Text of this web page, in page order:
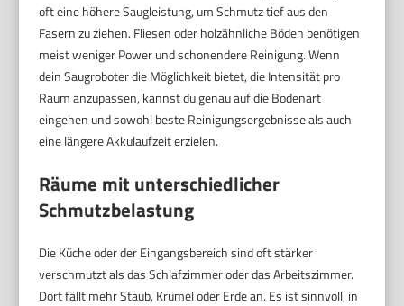
oft eine höhere Saugleistung, um Schmutz tief aus den
Fasern zu ziehen. Fliesen oder holzähnliche Böden benötigen
meist weniger Power und schonendere Reinigung. Wenn
dein Saugroboter die Möglichkeit bietet, die Intensität pro
Raum anzupassen, kannst du genau auf die Bodenart
eingehen und sowohl beste Reinigungsergebnisse als auch
eine längere Akkulaufzeit erzielen.
Räume mit unterschiedlicher
Schmutzbelastung
Die Küche oder der Eingangsbereich sind oft stärker
verschmutzt als das Schlafzimmer oder das Arbeitszimmer.
Dort fällt mehr Staub, Krümel oder Erde an. Es ist sinnvoll, in